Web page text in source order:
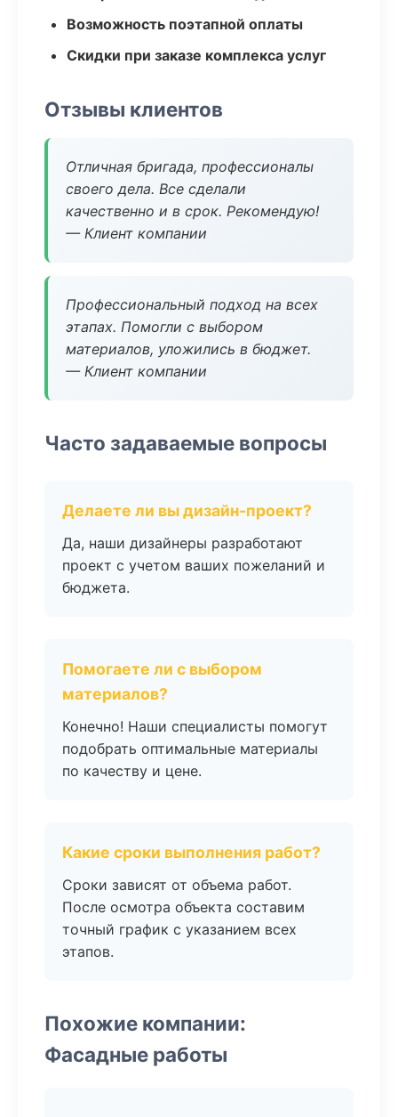
Возможность поэтапной оплаты
Скидки при заказе комплекса услуг
Отзывы клиентов
Отличная бригада, профессионалы
своего дела. Все сделали
качественно и в срок. Рекомендую!
— Клиент компании
Профессиональный подход на всех
этапах. Помогли с выбором
материалов, уложились в бюджет.
— Клиент компании
Часто задаваемые вопросы
Делаете ли вы дизайн-проект?
Да, наши дизайнеры разработают
проект с учетом ваших пожеланий и
бюджета.
Помогаете ли с выбором
материалов?
Конечно! Наши специалисты помогут
подобрать оптимальные материалы
по качеству и цене.
Какие сроки выполнения работ?
Сроки зависят от объема работ.
После осмотра объекта составим
точный график с указанием всех
этапов.
Похожие компании:
Фасадные работы